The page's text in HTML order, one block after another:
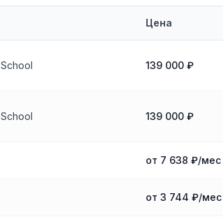
Цена
139 000 ₽
139 000 ₽
от 7 638 ₽/мес
от 3 744 ₽/мес